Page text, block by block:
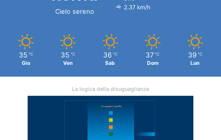
Cielo sereno
2.37 km/h
35 ℃
Gio
35 ℃
Ven
36 ℃
Sab
37 ℃
Dom
39 ℃
Lun
La logica della disuguaglianza